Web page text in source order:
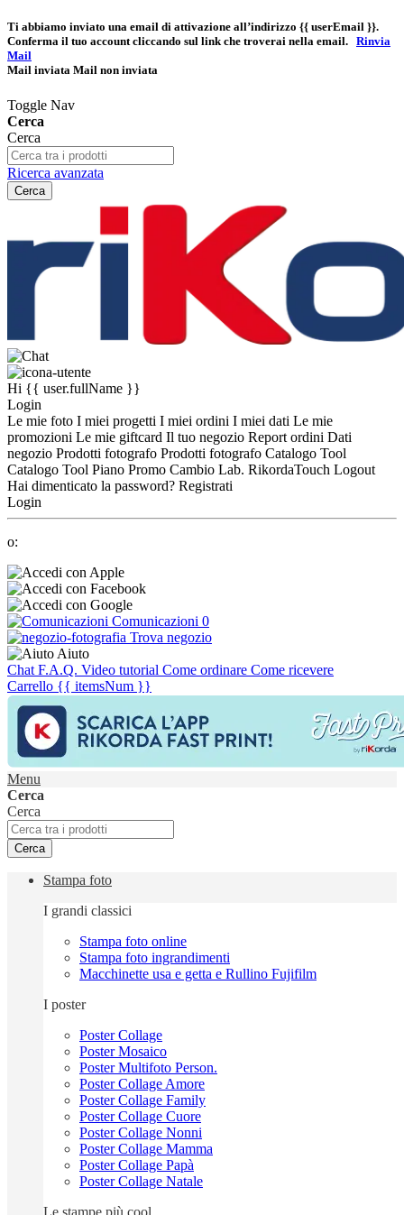
Ti abbiamo inviato una email di attivazione all’indirizzo {{ userEmail }}.
Conferma il tuo account cliccando sul link che troverai nella email. Rinvia
Mail
Mail inviata Mail non inviata
Toggle Nav
Cerca
Cerca
Ricerca avanzata
Cerca
Hi {{ user.fullName }}
Login
Le mie foto I miei progetti I miei ordini I miei dati Le mie
promozioni Le mie giftcard Il tuo negozio Report ordini Dati
negozio Prodotti fotografo Prodotti fotografo Catalogo Tool
Catalogo Tool Piano Promo Cambio Lab. RikordaTouch Logout
Hai dimenticato la password? Registrati
Login
o:
Comunicazioni 0
Trova negozio
Aiuto
Chat F.A.Q. Video tutorial Come ordinare Come ricevere
Carrello {{ itemsNum }}
Menu
Cerca
Cerca
Cerca
Stampa foto
I grandi classici
Stampa foto online
Stampa foto ingrandimenti
Macchinette usa e getta e Rullino Fujifilm
I poster
Poster Collage
Poster Mosaico
Poster Multifoto Person.
Poster Collage Amore
Poster Collage Family
Poster Collage Cuore
Poster Collage Nonni
Poster Collage Mamma
Poster Collage Papà
Poster Collage Natale